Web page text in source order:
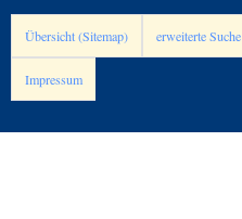
Übersicht (Sitemap) erweiterte Suche
Impressum